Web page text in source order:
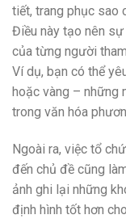
tiết, trang phục sao
Điều này tạo nên sự
của từng người
Ví dụ, bạn có thể
hoặc vàng – những
trong văn hóa
Ngoài ra, việc tổ
đến chủ đề cũng
ảnh ghi lại những
định hình tốt hơn